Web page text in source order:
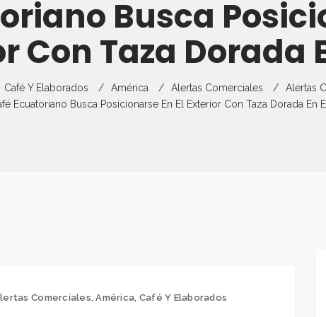
Gestión Del
Requisitos De
Flyers
Estudios De
Guías
Ficha Técnica
Capacitaciones
Partners
Preguntas Frecuentes
Busca
Con Taza Dorada
Café Y Elaborados América Alertas Comerciales
Alertas
Ecuatoriano Busca Posicionarse En El Exterior Con Taza Dorada En
Comerciales,América, Café Y Elaborados